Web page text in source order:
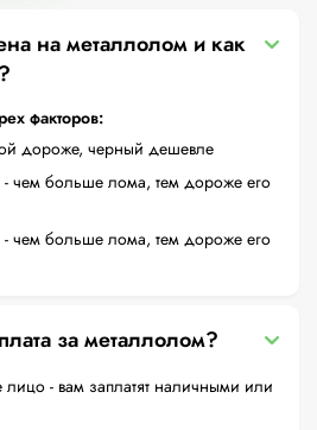
на металлолом и как
факторов:
дороже, черный дешевле
- чем больше лома, тем дороже его
- чем больше лома, тем дороже его
за металлолом?
- вам заплатят наличными или